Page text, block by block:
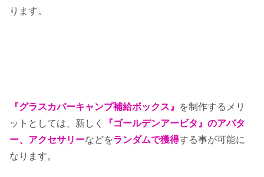
ります。
『グラスカバーキャンプ補給ボックス』 を制作するメリ
ットとしては、新しく
『ゴールデンアービタ』のアバタ
ー、アクセサリーなどをランダムで獲得する事が可能に
なります。